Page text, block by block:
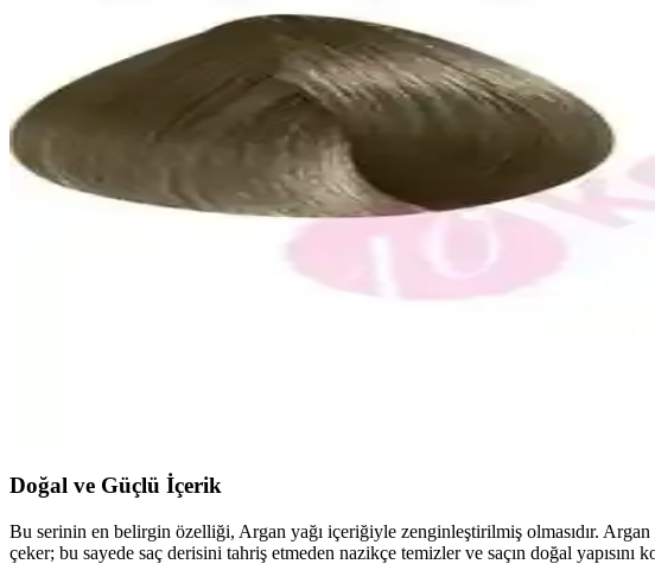
ZENTO Mor Şampuanı, renk koruma ve parlaklık sağlayan, UV filtresi ve sülfatsız
Saç ve Sakal Beyazlıklarını Gidermeye Yönelik Doğal Katı
SoapCover saç beyazlık giderici katı şampuan, doğal içerikleri ve pratik kullanımıyla
Kuaf Tuz İçermeyen Şampuan ve Keratin Saç Maskesi ile
Saç sağlığını destekleyen tuz içermeyen şampuan ve keratin maskesi, saçları
Natural Colors 7C Orta Küllü Kumral Organik Saç Boyası
Natural Colors 7C orta küllü kumral organik saç boyası, doğal görünüm ve
Doğal ve Güçlü İçerik
Bu serinin en belirgin özelliği, Argan yağı içeriğiyle zenginleştirilmiş olmasıdır. Argan
çeker; bu sayede saç derisini tahriş etmeden nazikçe temizler ve saçın doğal yapısını